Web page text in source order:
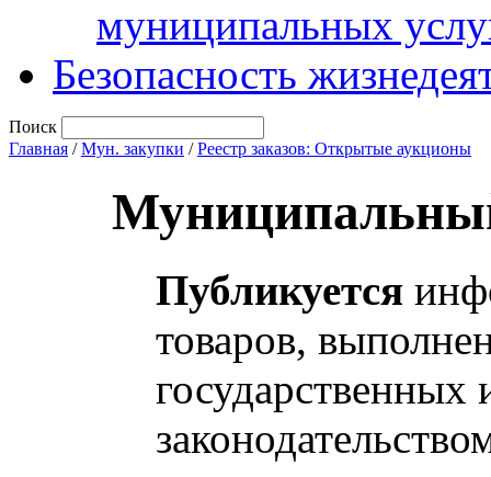
муниципальных
Безопасность
Поиск
Главная /Мун. закупки /Реестр заказов: Открытые аукционы
Публикуется
товаров,